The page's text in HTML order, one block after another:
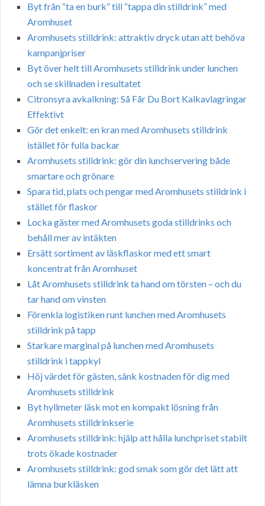
Byt från “ta en burk” till “tappa din stilldrink” med
Aromhuset
Aromhusets stilldrink: attraktiv dryck utan att behöva
kampanjpriser
Byt över helt till Aromhusets stilldrink under lunchen
och se skillnaden i resultatet
Citronsyra avkalkning: Så Får Du Bort Kalkavlagringar
Effektivt
Gör det enkelt: en kran med Aromhusets stilldrink
istället för fulla backar
Aromhusets stilldrink: gör din lunchservering både
smartare och grönare
Spara tid, plats och pengar med Aromhusets stilldrink i
stället för flaskor
Locka gäster med Aromhusets goda stilldrinks och
behåll mer av intäkten
Ersätt sortiment av läskflaskor med ett smart
koncentrat från Aromhuset
Låt Aromhusets stilldrink ta hand om törsten – och du
tar hand om vinsten
Förenkla logistiken runt lunchen med Aromhusets
stilldrink på tapp
Starkare marginal på lunchen med Aromhusets
stilldrink i tappkyl
Höj värdet för gästen, sänk kostnaden för dig med
Aromhusets stilldrink
Byt hyllmeter läsk mot en kompakt lösning från
Aromhusets stilldrinkserie
Aromhusets stilldrink: hjälp att hålla lunchpriset stabilt
trots ökade kostnader
Aromhusets stilldrink: god smak som gör det lätt att
lämna burkläsken